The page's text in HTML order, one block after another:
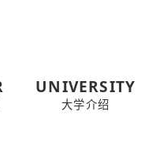
UNIVERSITY
大学介绍